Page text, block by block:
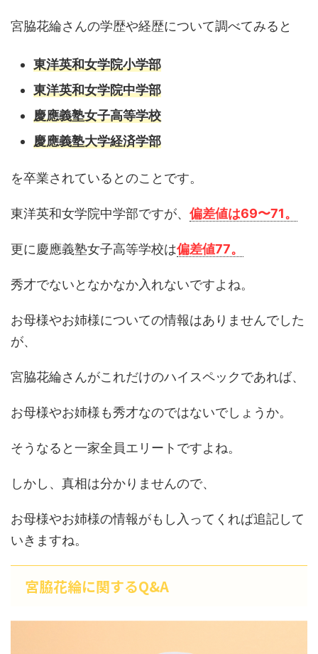
宮脇花綸さんの学歴や経歴について調べてみると
東洋英和女学院小学部
東洋英和女学院中学部
慶應義塾女子高等学校
慶應義塾大学経済学部
を卒業されているとのことです。
東洋英和女学院中学部ですが、 偏差値は69〜71。
更に慶應義塾女子高等学校は偏差値77。
秀才でないとなかなか入れないですよね。
お母様やお姉様についての情報はありませんでした
が、
宮脇花綸さんがこれだけのハイスペックであれば、
お母様やお姉様も秀才なのではないでしょうか。
そうなると一家全員エリートですよね。
しかし、真相は分かりませんので、
お母様やお姉様の情報がもし入ってくれば追記して
いきますね。
宮脇花綸に関するQ&A